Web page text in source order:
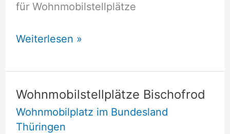
für Wohnmobilstellplätze
Wohnmobilstellplätze
Weiterlesen »
Wohnmobilstellplätze Bischofrod
Wohnmobilplatz im Bundesland
Thüringen